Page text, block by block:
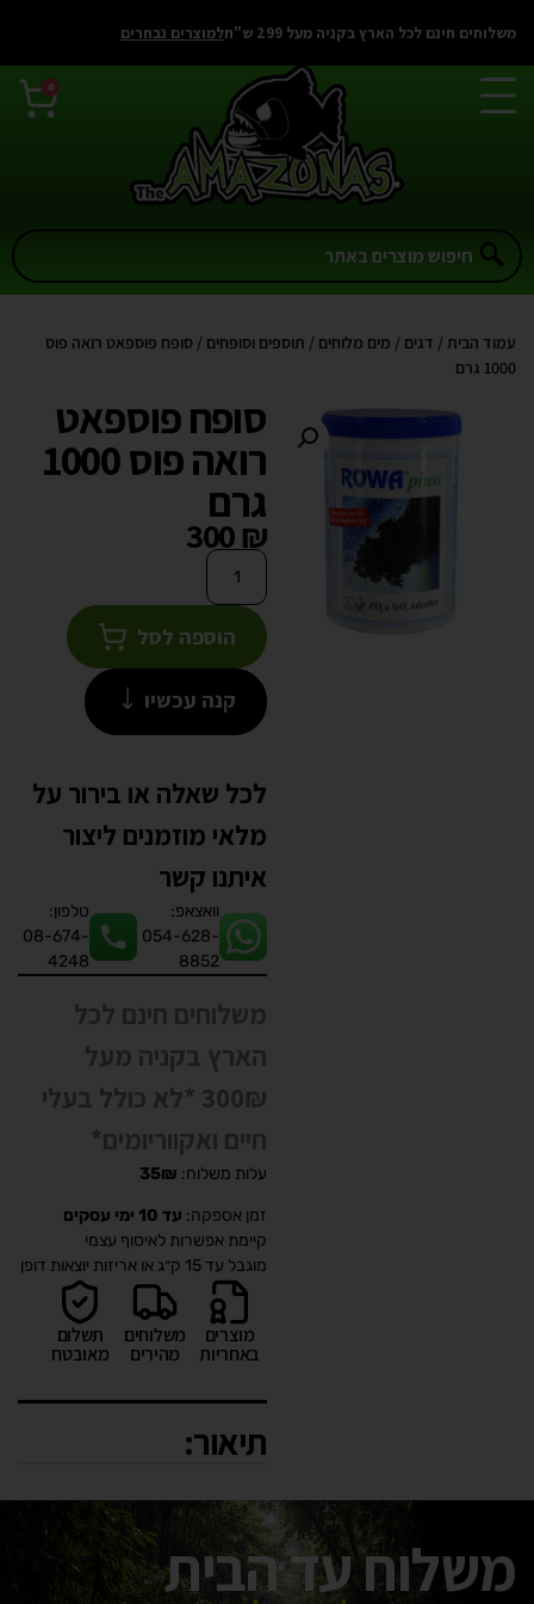
משלוחים חינם לכל הארץ בקניה מעל 299 ש"ח למוצרים נבחרים
0
עמוד הבית / דגים / מים מלוחים / תוספים וסופחים / סופח פוספאט רואה פוס
1000 גרם
סופח פוספאט
רואה פוס 1000
גרם
300₪
הוספה לסל
קנה עכשיו
לכל שאלה או בירור על
מלאי מוזמנים ליצור
איתנו קשר
וואצאפ:
054-628-
8852
טלפון:
08-674-
4248
משלוחים חינם לכל
הארץ בקניה מעל
300₪ *לא כולל בעלי
חיים ואקווריומים*
עלות משלוח: 35₪
זמן אספקה: עד 10 ימי עסקים
קיימת אפשרות לאיסוף עצמי
מוגבל עד 15 ק״ג או אריזות יוצאות דופן
מוצרים
באחריות
משלוחים
מהירים
תשלום
מאובטח
תיאור:
משלוח עד הבית